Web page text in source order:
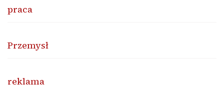
praca
Przemysł
reklama